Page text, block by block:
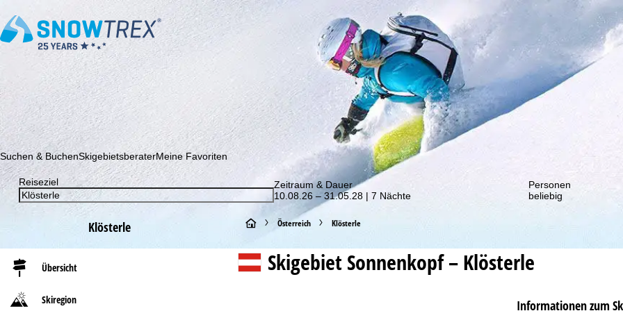
Abonnieren Sie unseren Newsletter und erfahren Sie als Erster von unseren Rabatt-Aktionen!
Suchen & BuchenSkigebietsberaterMeine Favoriten
Reiseziel
Zeitraum & Dauer
10.08.26 – 31.05.28 | 7 Nächte
Personen
beliebig
Klösterle
Übersicht
Skiregion
S
t
Österreich Klösterle
SkigebietSonnenkopf – Klösterle
Informationen zum